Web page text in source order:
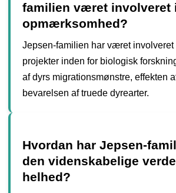
familien været involveret
opmærksomhed?
Jepsen-familien har været
projekter inden for biologisk
af dyrs migrationsmønstre, effekten
bevarelsen af truede dyrearter.
Hvordan har Jepsen-
den videnskabelige
helhed?